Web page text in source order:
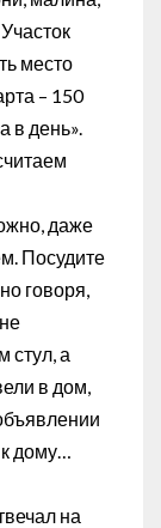
место
– 150
в день».
даже
Посудите
говоря,
стул, а
в дом,
дому…
на